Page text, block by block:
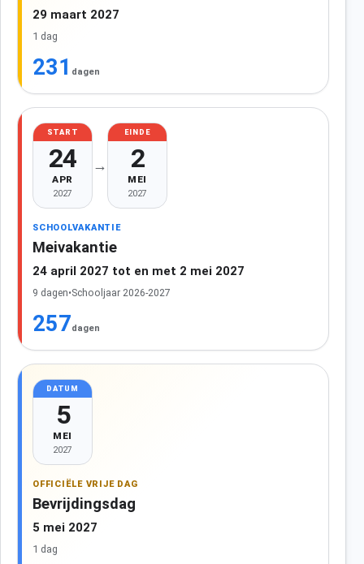
29 maart 2027
1 dag
231 dagen
START
24
APR
2027
→
EINDE
2
MEI
2027
SCHOOLVAKANTIE
Meivakantie
24 april 2027 tot en met 2 mei 2027
9 dagen•Schooljaar 2026-2027
257dagen
DATUM
5
MEI
2027
OFFICIËLE VRIJE DAG
Bevrijdingsdag
5 mei 2027
1 dag